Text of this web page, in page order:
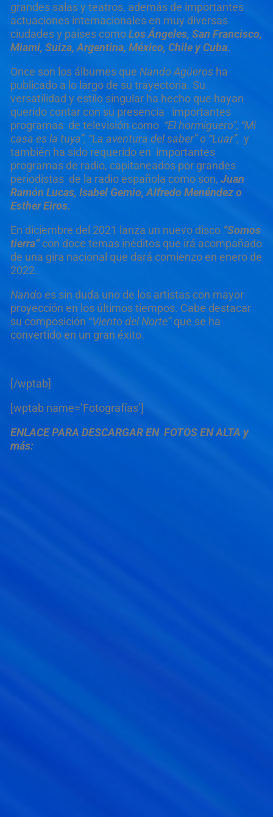
grandes salas y teatros, además de importantes
actuaciones internacionales en muy diversas
ciudades y países comoLos Ángeles, San Francisco,
Miami, Suiza, Argentina, México, Chile y Cuba.
Once son los álbumes que Nando Agüerosha
publicado a lo largo de su trayectoria. Su
versatilidad y estilo singular ha hecho que hayan
querido contar con su presencia importantes
programas de televisión como“El hormiguero”, “Mi
casa es la tuya”, “La aventura del saber” o “Luar”, y
también ha sido requerido en importantes
programas de radio, capitaneados por grandes
periodistas de la radio española como son, Juan
Ramón Lucas, Isabel Gemio, Alfredo Menéndez o
Esther Eiros.
En diciembre del 2021 lanza un nuevo disco “Somos
tierra”con doce temas inéditos que irá acompañado
de una gira nacional que dará comienzo en enero de
2022.
Nando es sin duda uno de los artistas con mayor
proyección en los últimos tiempos. Cabe destacar
su composición “Viento del Norte”que se ha
convertido en un gran éxito.
[/wptab]
[wptab name=’Fotografías’]
ENLACE PARA DESCARGAR EN FOTOS EN ALTA y
más: